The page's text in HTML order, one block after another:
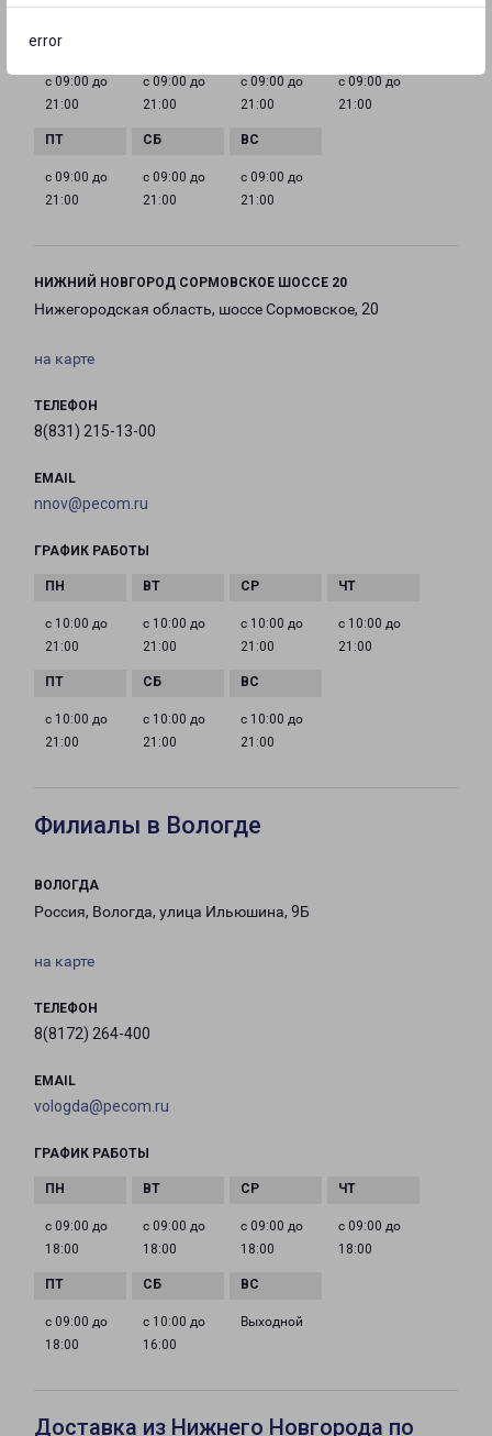
error
ГРАФИК РАБОТЫ
с 09:00 до
21:00
с 09:00 до
21:00
с 09:00 до
21:00
с 09:00 до
21:00
с 09:00 до
21:00
с 09:00 до
21:00
с 09:00 до
21:00
НИЖНИЙ НОВГОРОД СОРМОВСКОЕ ШОССЕ 20
Нижегородская область, шоссе Сормовское, 20
на карте
ТЕЛЕФОН
8(831) 215-13-00
EMAIL
nnov@pecom.ru
ГРАФИК РАБОТЫ
с 10:00 до
21:00
с 10:00 до
21:00
с 10:00 до
21:00
с 10:00 до
21:00
с 10:00 до
21:00
с 10:00 до
21:00
с 10:00 до
21:00
Филиалы в Вологде
ВОЛОГДА
Россия, Вологда, улица Ильюшина, 9Б
на карте
ТЕЛЕФОН
8(8172) 264-400
EMAIL
vologda@pecom.ru
ГРАФИК РАБОТЫ
с 09:00 до
18:00
с 09:00 до
18:00
с 09:00 до
18:00
с 09:00 до
18:00
с 09:00 до
18:00
с 10:00 до
16:00
Выходной
Доставка из Нижнего Новгорода по